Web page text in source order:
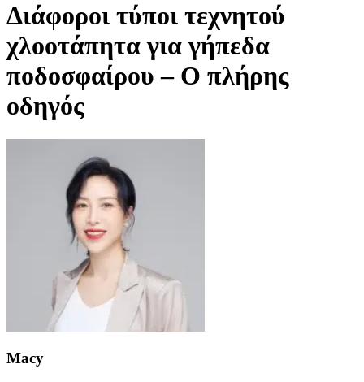
Διάφοροι τύποι τεχνητού
χλοοτάπητα για γήπεδα
ποδοσφαίρου – Ο πλήρης
οδηγός
Macy